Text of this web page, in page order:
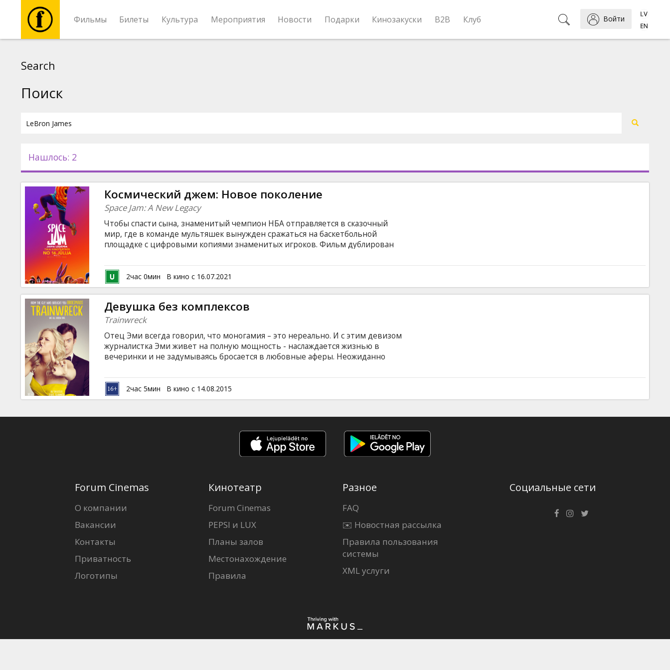
Фильмы Билеты Культура Мероприятия Новости Подарки Кинозакуски B2B Клуб Войти
Новости
Подарки
Кинозакуски
B2B
Клуб
Search
Поиск
Нашлось: 2
Космический джем: Новое поколение
Space Jam: A New Legacy
Чтобы спасти сына, знаменитый чемпион НБА отправляется в сказочный
мир, где в команде мультяшек вынужден сражаться на баскетбольной
площадке с цифровыми копиями знаменитых игроков. Фильм дублирован
субтитров).
2час 0мин В кино с 16.07.2021
Девушка без комплексов
Trainwreck
Отец Эми всегда говорил, что моногамия – это нереально. И с этим девизом
журналистка Эми живет на полную мощность - наслаждается жизнью в
вечеринки и не задумываясь бросается в любовные аферы. Неожиданно
Аарон начинает испытывать романтические чувства к Эми, и ее
беззаботный стиль жизни находится под угрозой. Фильм на английском
языке с субтитрами на латышском и русском языках.
2час 5мин В кино с 14.08.2015
Forum Cinemas
О компании
Вакансии
Контакты
Приватность
Логотипы
Кинотеатр
Forum Cinemas
PEPSI и LUX
Планы залов
Местонахождение
Правила
Разное
FAQ
✉️ Новостная рассылка
Правила пользования
системы
XML услуги
Социальные сети